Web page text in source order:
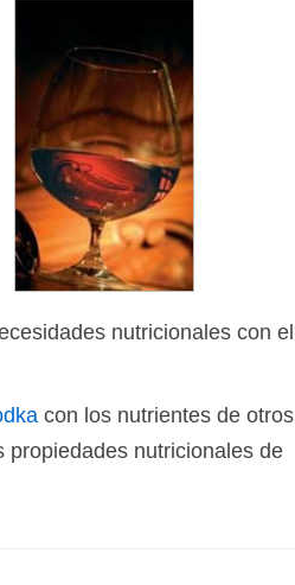
nutricionales con el
con los nutrientes de otros
propiedades nutricionales de